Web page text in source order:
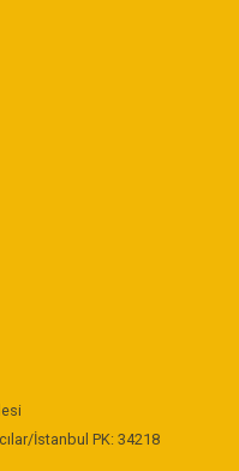
İstanbul PK: 34218